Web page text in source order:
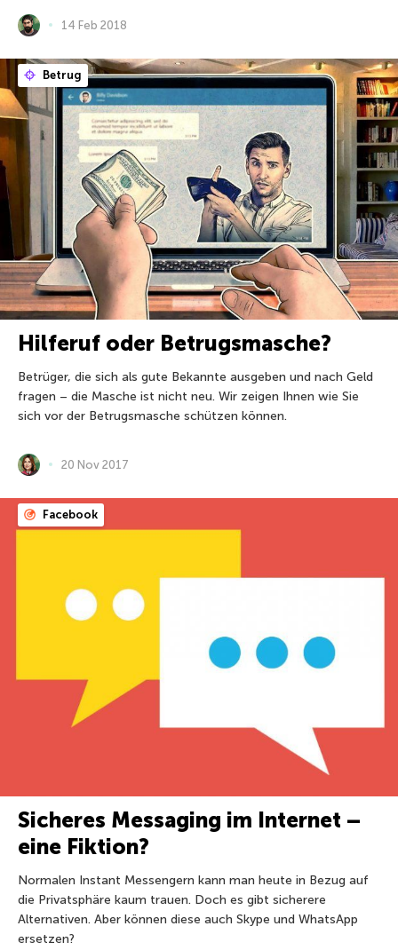
14 Feb 2018
Betrug
Hilferuf oder Betrugsmasche?
Betrüger, die sich als gute Bekannte ausgeben und nach Geld
fragen – die Masche ist nicht neu. Wir zeigen Ihnen wie Sie
sich vor der Betrugsmasche schützen können.
20 Nov 2017
Facebook
Sicheres Messaging im Internet –
eine Fiktion?
Normalen Instant Messengern kann man heute in Bezug auf
die Privatsphäre kaum trauen. Doch es gibt sicherere
Alternativen. Aber können diese auch Skype und WhatsApp
ersetzen?